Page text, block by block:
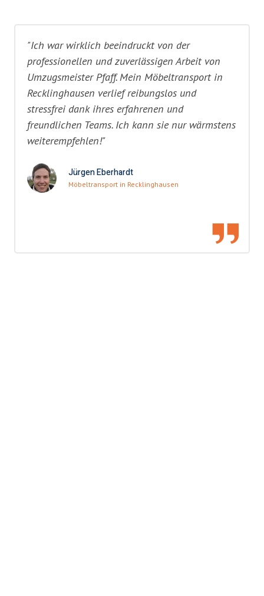
"Ich war wirklich beeindruckt von der
professionellen und zuverlässigen Arbeit von
Umzugsmeister Pfaff. Mein Möbeltransport in
Recklinghausen verlief reibungslos und
stressfrei dank ihres erfahrenen und
freundlichen Teams. Ich kann sie nur wärmstens
weiterempfehlen!"
Jürgen Eberhardt
Möbeltransport in Recklinghausen